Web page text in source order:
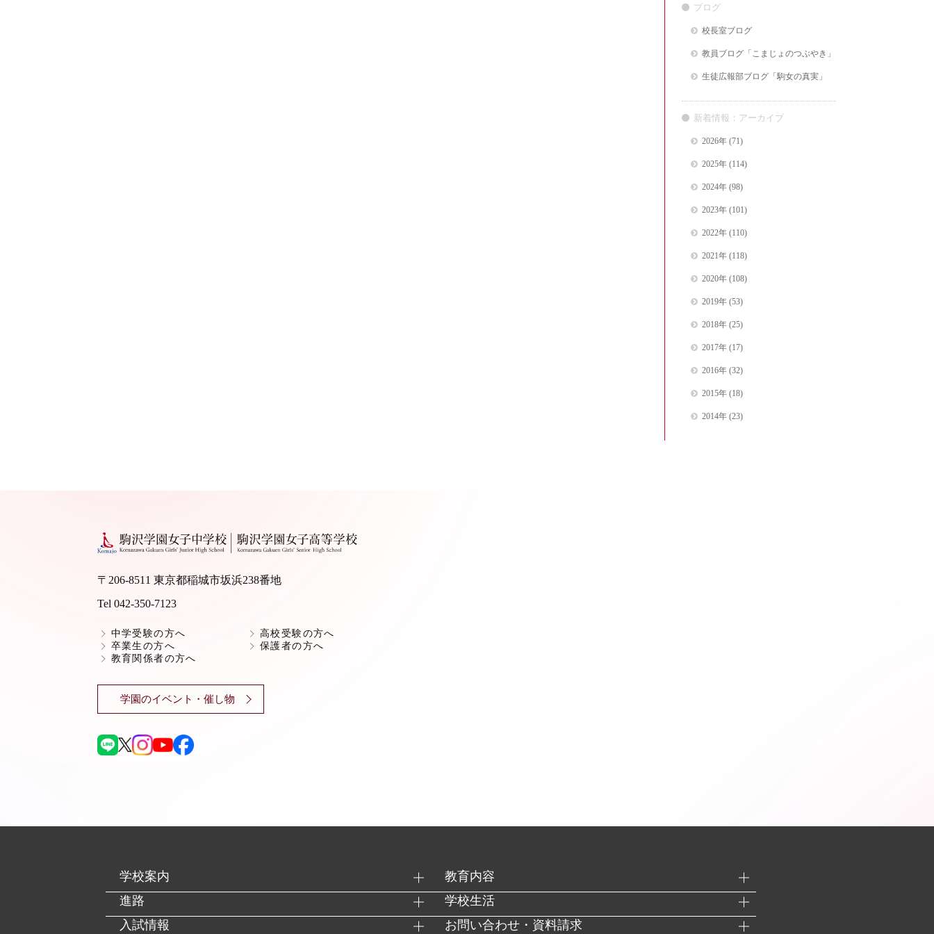
ブログ
校長室ブログ
教員ブログ「こまじょのつぶやき」
生徒広報部ブログ「駒女の真実」
新着情報：アーカイブ
2026年(71)
2025年(114)
2024年(98)
2023年(101)
2022年(110)
2021年(118)
2020年(108)
2019年(53)
2018年(25)
2017年(17)
2016年(32)
2015年(18)
2014年(23)
〒206-8511 東京都稲城市坂浜238番地
Tel 042-350-7123
中学受験の方へ
高校受験の方へ
卒業生の方へ
保護者の方へ
教育関係者の方へ
学園のイベント・催し物
学校案内
教育内容
進路
学校生活
入試情報
お問い合わせ・資料請求